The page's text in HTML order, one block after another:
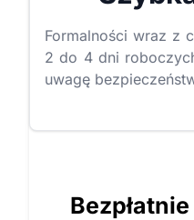
Formalności wraz z
2 do 4 dni
uwagę